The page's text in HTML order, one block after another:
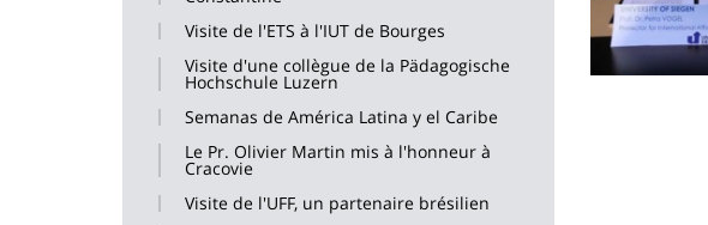
Visite de l'ETS à l'IUT de Bourges
Visite d'une collègue de la Pädagogische
Hochschule Luzern
Semanas de América Latina y el Caribe
Le Pr. Olivier Martin mis à l'honneur à
Cracovie
Visite de l'UFF, un partenaire brésilien